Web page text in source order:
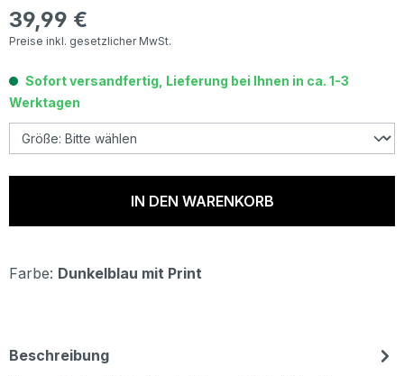
Regulärer Preis:
39,99 €
Preise inkl. gesetzlicher MwSt.
Sofort versandfertig, Lieferung bei Ihnen in ca. 1-3
Werktagen
IN DEN WARENKORB
Farbe: Dunkelblau mit Print
Beschreibung